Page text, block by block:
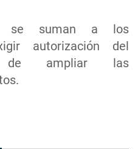
se suman a los
autorización del
de ampliar las